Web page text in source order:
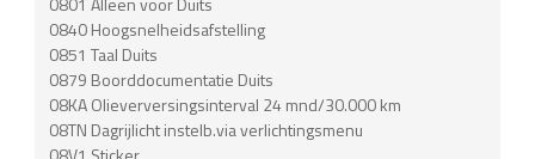
0840 Hoogsnelheidsafstelling
0851 Taal Duits
0879 Boorddocumentatie Duits
08KA Olieverversingsinterval 24 mnd/30.000 km
08TN Dagrijlicht instelb.via verlichtingsmenu